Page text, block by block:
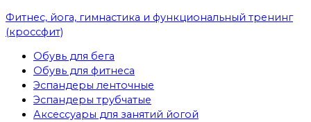
Фитнес, йога, гимнастика и функциональный тренинг
(кроссфит)
Обувь для бега
Обувь для фитнеса
Эспандеры ленточные
Эспандеры трубчатые
Аксессуары для занятий йогой